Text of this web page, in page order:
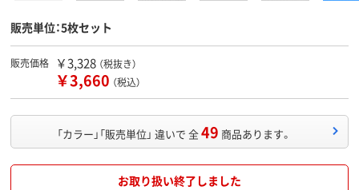
販売単位：5枚セット
販売価格 ￥3,328 （税抜き）
￥3,660 （税込）
「カラー」「販売単位」 違いで 全49 商品あります。
お取り扱い終了しました